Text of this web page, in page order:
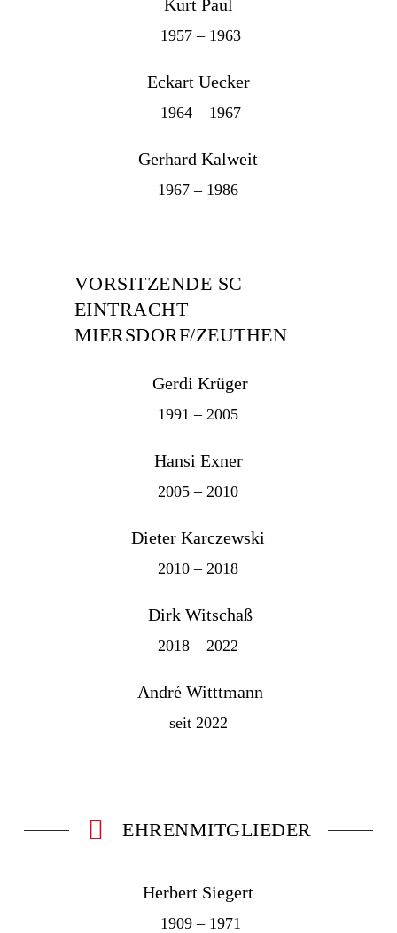
Kurt Paul
1957 – 1963
Eckart Uecker
1964 – 1967
Gerhard Kalweit
1967 – 1986
VORSITZENDE SC
EINTRACHT
MIERSDORF/ZEUTHEN
Gerdi Krüger
1991 – 2005
Hansi Exner
2005 – 2010
Dieter Karczewski
2010 – 2018
Dirk Witschaß
2018 – 2022
André Witttmann
seit 2022
EHRENMITGLIEDER
Herbert Siegert
1909 – 1971